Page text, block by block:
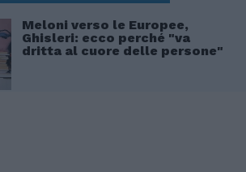
Meloni verso le Europee,
Ghisleri: ecco perché "va
dritta al cuore delle persone"